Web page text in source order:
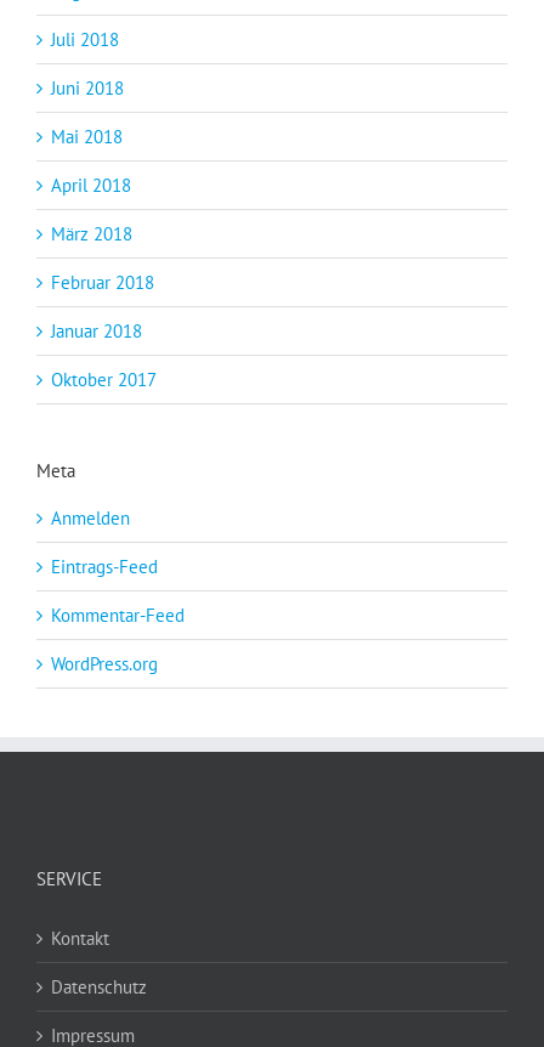
Juli 2018
Juni 2018
Mai 2018
April 2018
März 2018
Februar 2018
Januar 2018
Oktober 2017
Meta
Anmelden
Eintrags-Feed
Kommentar-Feed
WordPress.org
SERVICE
Kontakt
Datenschutz
Impressum